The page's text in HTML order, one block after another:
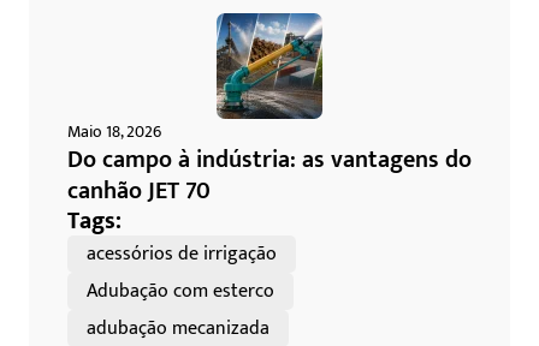
Maio 18, 2026
Do campo à indústria: as vantagens do
canhão JET 70
Tags:
acessórios de irrigação
Adubação com esterco
adubação mecanizada